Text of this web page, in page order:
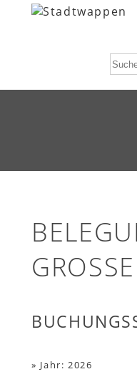
» Jahr: 2026